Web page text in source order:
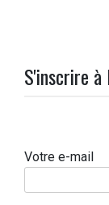
S'inscrire
Votre e-mail